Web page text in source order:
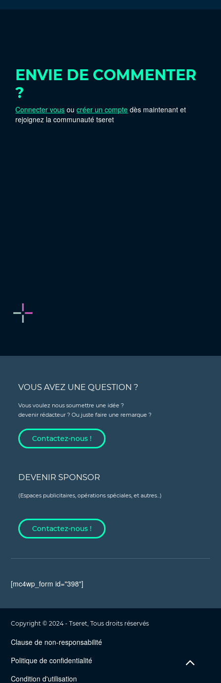
ENVIE DE COMMENTER
?
Connecter vous oucréer un compte dès maintenant et
rejoignez la communauté tseret
VOUS AVEZ UNE QUESTION ?
Vous voulez nous soumettre une idée ?
devenir rédacteur ? Ou juste faire une remarque ?
Contactez-nous !
DEVENIR SPONSOR
(Espaces publicitaires, opérations spéciales, et autres...)
Contactez-nous !
[mc4wp_form id="398"]
Copyright © 2024 - Tseret, Tous droits réservés
Clause de non-responsabilité
Politique de confidentialité
Condition d'utilisation